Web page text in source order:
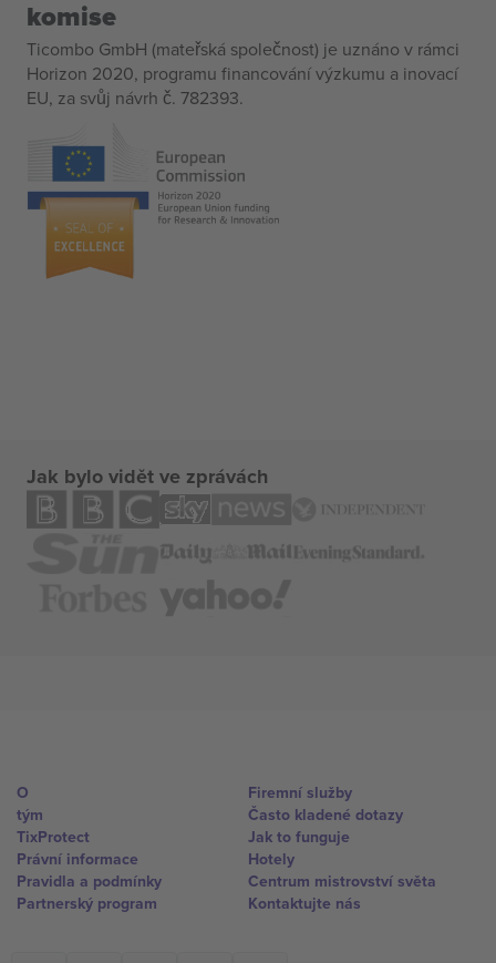
komise
Ticombo GmbH (mateřská společnost) je uznáno v rámci
Horizon 2020, programu financování výzkumu a inovací
EU, za svůj návrh č. 782393.
Jak bylo vidět ve zprávách
O
tým
TixProtect
Právní informace
Pravidla a podmínky
Partnerský program
Firemní služby
Často kladené dotazy
Jak to funguje
Hotely
Centrum mistrovství světa
Kontaktujte nás